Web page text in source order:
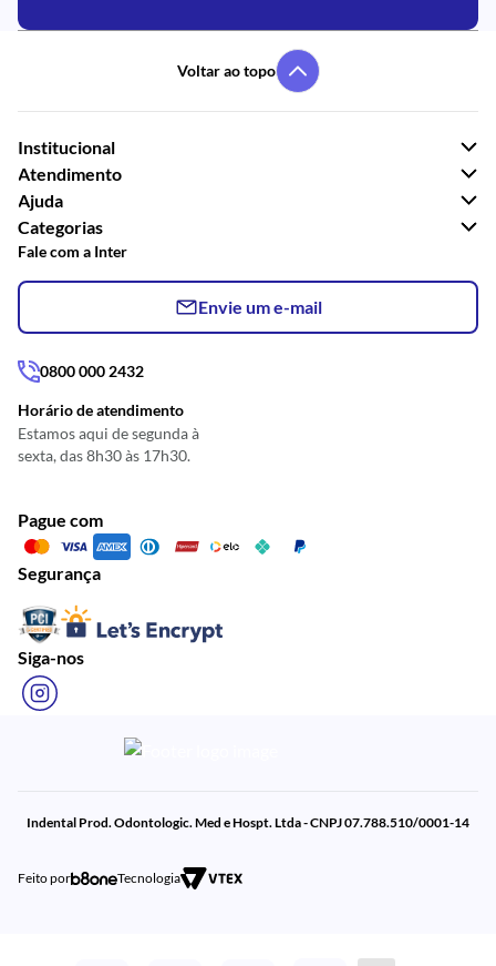
Voltar ao topo
Institucional
Atendimento
Ajuda
Categorias
Fale com a Inter
Envie um e-mail
0800 000 2432
Horário de atendimento
Estamos aqui de segunda à
sexta, das 8h30 às 17h30.
Pague com
Segurança
Siga-nos
Indental Prod. Odontologic. Med e Hospt. Ltda - CNPJ 07.788.510/0001-14
Feito por Tecnologia